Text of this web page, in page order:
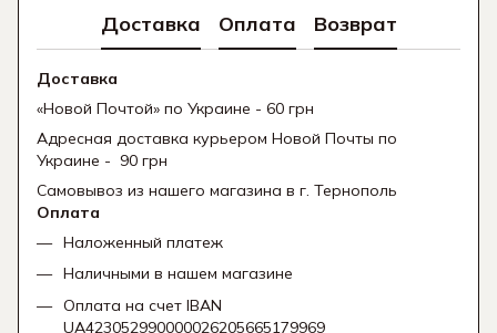
Доставка Оплата Возврат
Доставка
«Новой Почтой» по Украине - 60 грн
Адресная доставка курьером Новой Почты по
Украине - 90 грн
Самовывоз из нашего магазина в г. Тернополь
Оплата
Наложенный платеж
Наличными в нашем магазине
Оплата на счет IBAN
UA423052990000026205665179969